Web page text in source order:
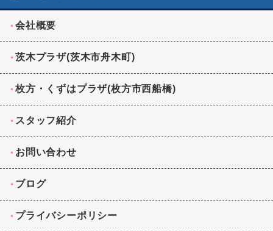
会社概要
茨木プラザ(茨木市舟木町)
枚方・くずはプラザ(枚方市西船橋)
スタッフ紹介
お問い合わせ
ブログ
プライバシーポリシー